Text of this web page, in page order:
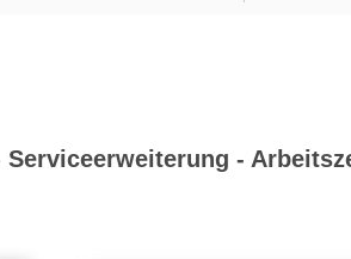
Serviceerweiterung -